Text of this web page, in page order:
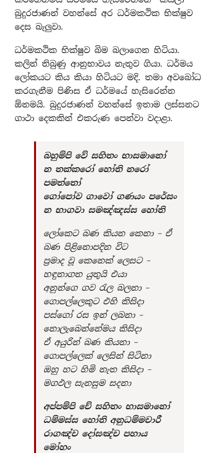
බුදුරජාණන් වහන්සේ අර ධර්මකථික භික්ෂුව
දෙස බැලුවා.
ධර්මකථික භික්ෂුව බිම බලාගෙන හිටියා.
කලින් තිබුණු ආනුභාවය නැතුව ගියා. ධර්මය
ලෝකයට කිය කියා හිටියට මදි. තමා අවබෝධ
කරගැනීම පිණිස ඒ ධර්මයේ හැසිරෙන්න
ඕනමයි. බුදුරජාණන් වහන්සේ ඉතාම ලස්සනට
ගාථා දෙකකින් එකරුණ පෙන්වා වදාළා.
බහුම්පි වේ සහිතං භාසමානෝ
න තක්කරෝ හෝති නරෝ
පමත්තෝ
ගෝපෝව ගාවෝ ගණයං පරේසං
න භාගවා සමඤ්ඤස්ස හෝති
ලෝකෙට බණ කියන කෙනා – ඒ
බණ පිළිනොපදින විට
ප්‍රමාද වූ කෙනෙක් ලෙසට –
හඳුනාගත යුතුයි එයා
අනුන්ගෙ ගව රැල බලනා –
ගොපල්ලෙකුට එහි කිසිදා
පස්ගෝ රස ඉන් ලබනා –
නොලැබෙන්නේමය කිසිදා
ඒ අයුරින් බණ කියනා –
ගොපල්ලෙක් ලෙසින් සිටිනා
ඔහු හට හිමි නැත කිසිදා –
මගඵල සැනසුම සදනා
අප්පම්පි චේ සහිතං භාසමානෝ
ධම්මස්ස හෝති අනුධම්මචාරී
රාගඤ්ච දෝසඤ්ච පහාය
මෝහං